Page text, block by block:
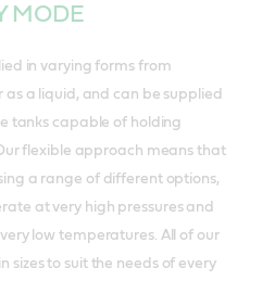
MODE
in varying forms from
as a liquid, and can be supplied
tanks capable of holding
flexible approach means that
a range of different options,
at very high pressures and
low temperatures. All of our
sizes to suit the needs of every